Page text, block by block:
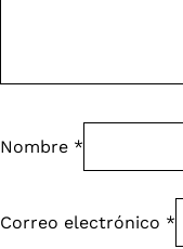
Nombre *
Correo electrónico *